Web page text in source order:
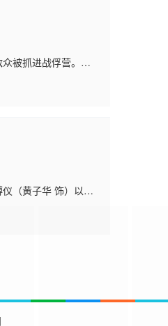
被抓进战俘营。在
昌失忆替代哥哥李
（黄子华 饰）以及
容（蒋雯丽 饰）和